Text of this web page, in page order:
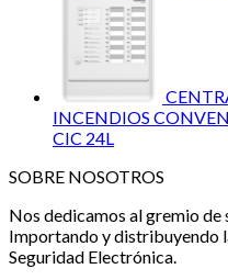
INCENDIOS
CIC 24L
SOBRE NOSOTROS
Nos dedicamos al gremio de
Importando y distribuyendo
Seguridad Electrónica.